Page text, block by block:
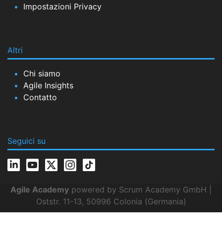
Impostazioni Privacy
Altri
Chi siamo
Agile Insights
Contatto
Seguici su
Agile Academy powered by Scrum Academy GmbH |
Oststr. 11-13, 50996 Colonia (Germania)